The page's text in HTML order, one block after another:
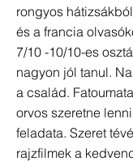
rongyos
és a francia
7/10 -10/10-es
nagyon jól tanul.
a család.
orvos szeretne
feladata. Szeret
rajzfilmek a